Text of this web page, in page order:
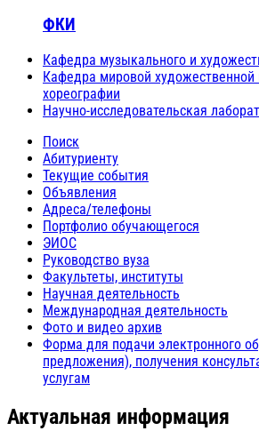
ФКИ
Кафедра музыкального и
Кафедра мировой художественной
хореографии
Научно-исследовательская
Поиск
Абитуриенту
Текущие события
Объявления
Адреса/телефоны
Портфолио обучающегося
ЭИОС
Руководство вуза
Факультеты, институты
Научная деятельность
Международная деятельность
Фото и видео архив
Форма для подачи электронного
предложения), получения
услугам
Актуальная информация